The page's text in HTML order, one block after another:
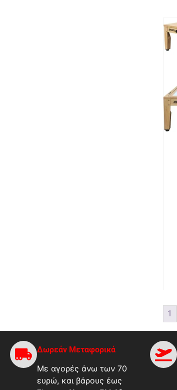
1
Δωρεάν Μεταφορικά
Με αγορές άνω των 70
ευρώ, και βάρους έως